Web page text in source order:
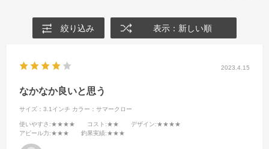
絞り込み 表示：新しい順
2023.4.15
なかなか良いと思う
サイズ：3.1インチ カラー：サマークロー
使いやすさ :★★★★ コスト :★★ デザイン:★★★★
アピール力:★★★ 釣果実績:★★★